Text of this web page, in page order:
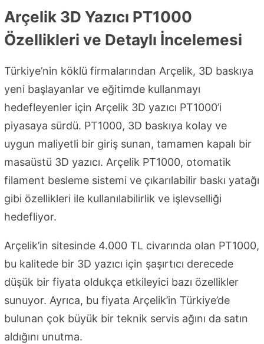
Arçelik 3D Yazıcı PT1000
Özellikleri ve Detaylı İncelemesi
Türkiye’nin köklü firmalarından Arçelik, 3D baskıya
yeni başlayanlar ve eğitimde kullanmayı
hedefleyenler için Arçelik 3D yazıcı PT1000’i
piyasaya sürdü. PT1000, 3D baskıya kolay ve
uygun maliyetli bir giriş sunan, tamamen kapalı bir
masaüstü 3D yazıcı. Arçelik PT1000, otomatik
filament besleme sistemi ve çıkarılabilir baskı yatağı
gibi özellikleri ile kullanılabilirlik ve işlevselliği
hedefliyor.
Arçelik’in sitesinde 4.000 TL civarında olan PT1000,
bu kalitede bir 3D yazıcı için şaşırtıcı derecede
düşük bir fiyata oldukça etkileyici bazı özellikler
sunuyor. Ayrıca, bu fiyata Arçelik’in Türkiye’de
bulunan çok büyük bir teknik servis ağını da satın
aldığını unutma.